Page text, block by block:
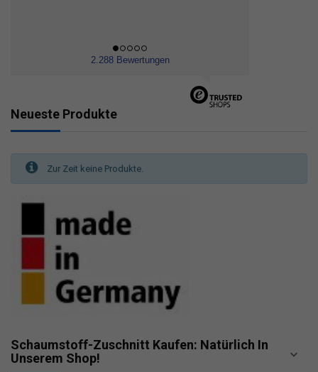
2.288 Bewertungen
Neueste Produkte
Zur Zeit keine Produkte.
Schaumstoff-Zuschnitt Kaufen: Natürlich In
Unserem Shop!
